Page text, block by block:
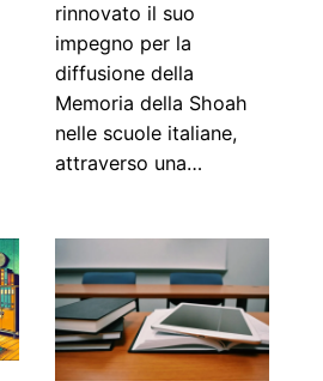
rinnovato il suo
impegno per la
diffusione della
Memoria della Shoah
nelle scuole italiane,
attraverso una…